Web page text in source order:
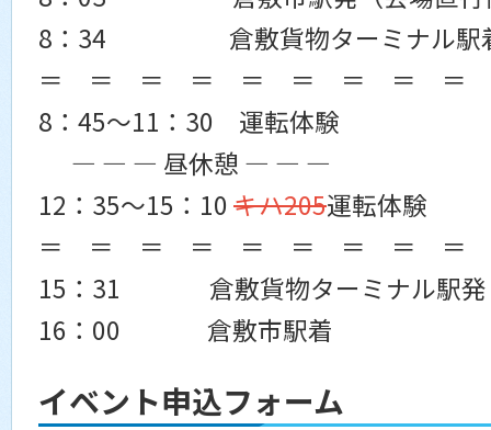
8：34 倉敷貨物ターミナル駅
＝ ＝ ＝ ＝ ＝ ＝ ＝ ＝ ＝
8：45～11：30 運転体験
― ― ― 昼休憩 ― ― ―
12：35～15：10 キハ205運転体験
＝ ＝ ＝ ＝ ＝ ＝ ＝ ＝ ＝
15：31 倉敷貨物ターミナル駅発
16：00 倉敷市駅着
イベント申込フォーム